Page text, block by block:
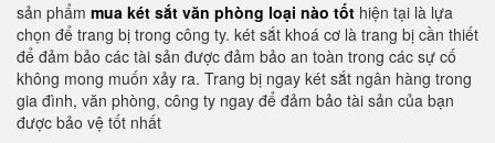
sản phẩm mua két sắt văn phòng loại nào tốt hiện tại là lựa
chọn để trang bị trong công ty. két sắt khoá cơ là trang bị cần thiết
để đảm bảo các tài sản được đảm bảo an toàn trong các sự cố
không mong muốn xảy ra. Trang bị ngay két sắt ngân hàng trong
gia đình, văn phòng, công ty ngay để đảm bảo tài sản của bạn
được bảo vệ tốt nhất